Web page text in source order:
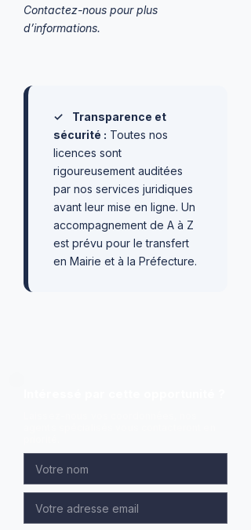
Contactez-nous pour plus
d’informations.
✓
Transparence et
sécurité : Toutes nos
licences sont
rigoureusement auditées
par nos services juridiques
avant leur mise en ligne. Un
accompagnement de A à Z
est prévu pour le transfert
en Mairie et à la Préfecture.